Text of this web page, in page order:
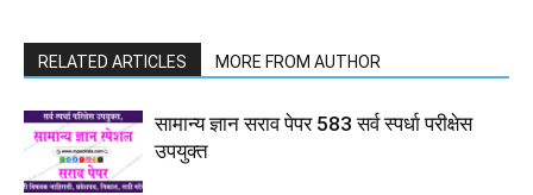
RELATED ARTICLES MORE FROM AUTHOR
सामान्य ज्ञान सराव पेपर 583 सर्व स्पर्धा परीक्षेस
उपयुक्त